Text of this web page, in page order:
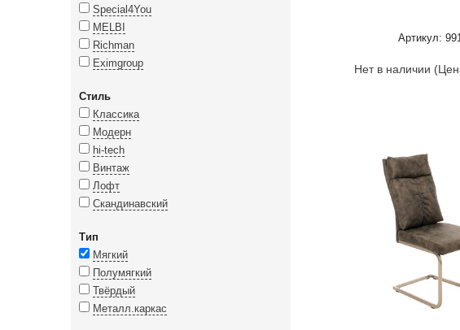
Special4You
MELBI
Richman
Eximgroup
Стиль
Классика
Модерн
hi-tech
Винтаж
Лофт
Скандинавский
Тип
Мягкий
Полумягкий
Твёрдый
Металл.каркас
Артикул:
Нет в наличии